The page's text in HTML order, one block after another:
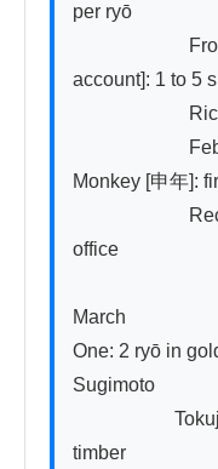
per ryō
account]: 1 to 5
Monkey [申年]:
office
March
One: 2 ryō in
Sugimoto
timber